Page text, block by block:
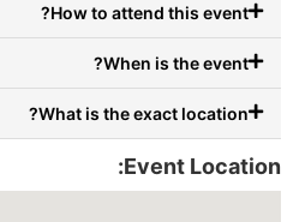
How to attend this event?
When is the event?
What is the exact location?
Event Location: